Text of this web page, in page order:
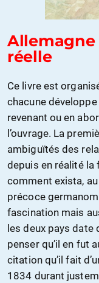
Allemagne
réelle
Ce livre est
chacune
revenant ou en
l’ouvrage. La
ambiguïtés des
depuis en réalité la
comment exista,
précoce
fascination mais
les deux pays date
penser qu’il en fut
citation qu’il fait
1834 durant